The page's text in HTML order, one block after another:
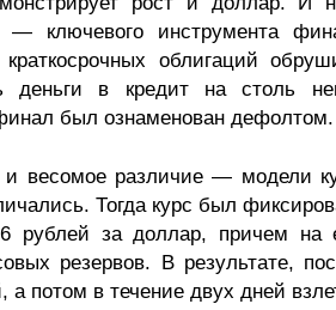
— ключевого инструмента
краткосрочных облигаций
деньги в кредит на столь
был ознаменован дефолтом.
весомое различие — модели
Тогда курс был
6 рублей за доллар, причем
резервов. В результате,
а потом в течение двух дней